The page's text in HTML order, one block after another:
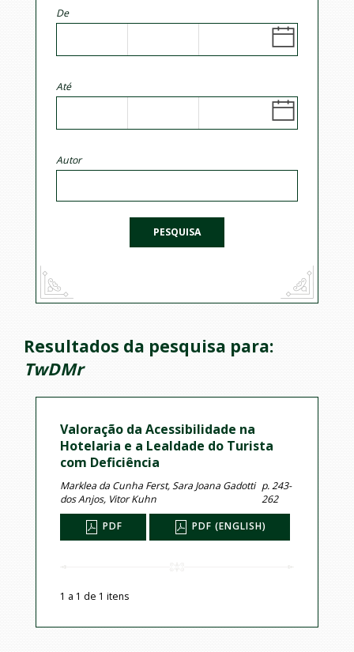
De
Até
Autor
PESQUISA
Resultados da pesquisa para:
TwDMr
Valoração da Acessibilidade na
Hotelaria e a Lealdade do Turista
com Deficiência
Marklea da Cunha Ferst, Sara Joana Gadotti
dos Anjos, Vitor Kuhn
p. 243-
262
PDF PDF (ENGLISH)
1 a 1 de 1 itens